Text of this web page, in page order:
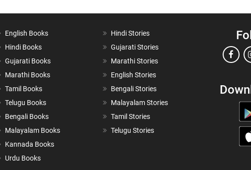
English Books
Hindi Books
Gujarati Books
Marathi Books
Tamil Books
Telugu Books
Bengali Books
Malayalam Books
Kannada Books
Urdu Books
Hindi Stories
Gujarati Stories
Marathi Stories
English Stories
Bengali Stories
Malayalam Stories
Tamil Stories
Telugu Stories